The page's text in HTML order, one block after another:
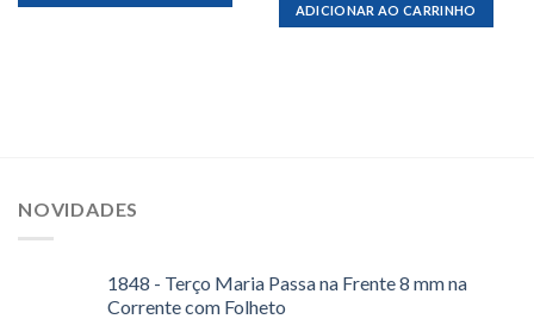
ADICIONAR AO CARRINHO
NOVIDADES
1848 - Terço Maria Passa na Frente 8 mm na
Corrente com Folheto